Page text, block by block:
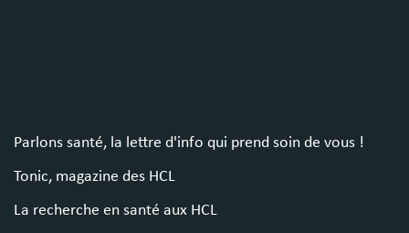
Parlons santé, la lettre d'info qui prend soin de vous !
Tonic, magazine des HCL
La recherche en santé aux HCL